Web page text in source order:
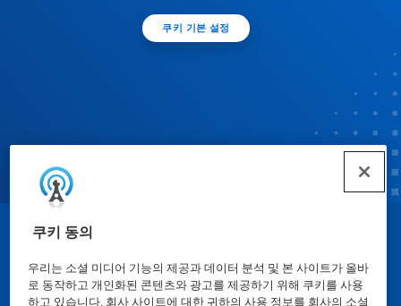
쿠키 동의
우리는 소셜 미디어 기능의 제공과 데이터 분석 및 본 사이트가 올바
로 동작하고 개인화된 콘텐츠와 광고를 제공하기 위해 쿠키를 사용
하고 있습니다. 회사 사이트에 대한 귀하의 사용 정보를 회사의 소셜
쿠키 기본 설정
물질안전보건자료표| 개인정보보호방침|이용약관